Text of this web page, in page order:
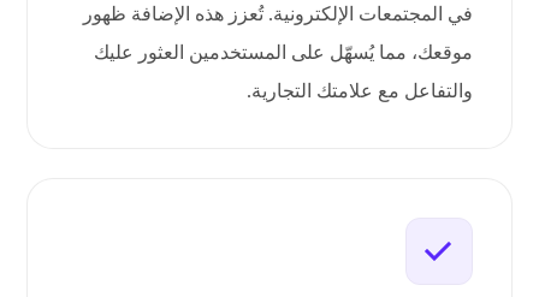
في المجتمعات الإلكترونية. تُعزز هذه الإضافة ظهور
موقعك، مما يُسهّل على المستخدمين العثور عليك
والتفاعل مع علامتك التجارية.